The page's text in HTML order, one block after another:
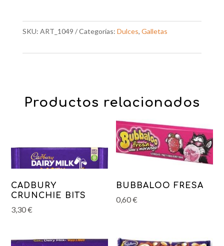
SKU: ART_1049 Categorías: Dulces, Galletas
Productos relacionados
CADBURY
CRUNCHIE BITS
3,30€
BUBBALOO FRESA
0,60€